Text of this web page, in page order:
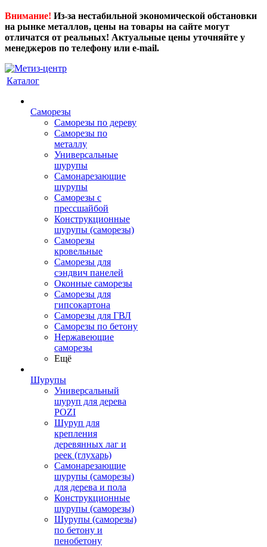
Внимание! Из-за нестабильной экономической обстановки
на рынке металлов, цены на товары на сайте могут
отличатся от реальных! Актуальные цены уточняйте у
менеджеров по телефону или e-mail.
Каталог
Саморезы
Саморезы по дереву
Саморезы по
металлу
Универсальные
шурупы
Самонарезающие
шурупы
Саморезы с
прессшайбой
Конструкционные
шурупы (саморезы)
Саморезы
кровельные
Саморезы для
сэндвич панелей
Оконные саморезы
Саморезы для
гипсокартона
Саморезы для ГВЛ
Саморезы по бетону
Нержавеющие
саморезы
Ещё
Шурупы
Универсальный
шуруп для дерева
POZI
Шуруп для
крепления
деревянных лаг и
реек (глухарь)
Самонарезающие
шурупы (саморезы)
для дерева и пола
Конструкционные
шурупы (саморезы)
Шурупы (саморезы)
по бетону и
пенобетону